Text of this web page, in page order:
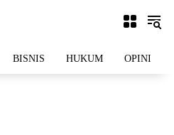
BISNIS HUKUM OPINI